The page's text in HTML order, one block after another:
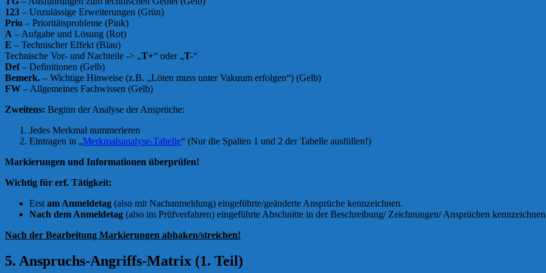
123 – Unzulässige Erweiterungen (Grün)
Prio – Prioritätsprobleme (Pink)
A – Aufgabe und Lösung (Rot)
E – Technischer Effekt (Blau)
Technische Vor- und Nachteile -> „T+“ oder „T-“
Def– Definitionen (Gelb)
Bemerk. – Wichtige Hinweise (z.B. „Löten muss unter Vakuum erfolgen“) (Gelb)
FW – Allgemeines Fachwissen (Gelb)
Zweitens: Beginn der Analyse der Ansprüche:
Jedes Merkmal nummerieren
Eintragen in „Merkmalsanalyse-Tabelle“ (Nur die Spalten 1 und 2 der Tabelle ausfüllen!)
Markierungen und Informationen überprüfen!
Wichtig für erf. Tätigkeit:
Erst am Anmeldetag (also mit Nachanmeldung) eingeführte/geänderte Ansprüche kennzeichnen.
Nach dem Anmeldetag (also im Prüfverfahren) eingeführte Abschnitte in der Beschreibung/ Zeichnungen/ Ansprüchen
Nach der Bearbeitung Markierungen abhaken/streichen!
5. Anspruchs-Angriffs-Matrix (1. Teil)